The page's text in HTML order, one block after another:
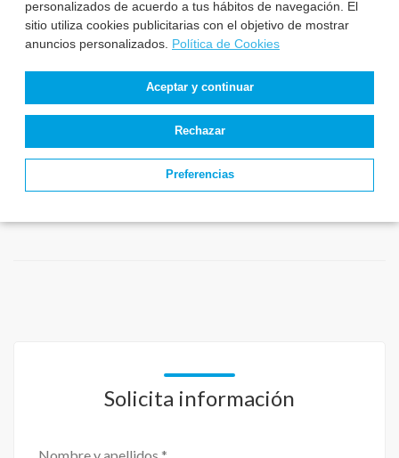
personalizados de acuerdo a tus hábitos de navegación. El
sitio utiliza cookies publicitarias con el objetivo de mostrar
anuncios personalizados. Política de Cookies
Aceptar y continuar
Rechazar
Preferencias
Solicita información